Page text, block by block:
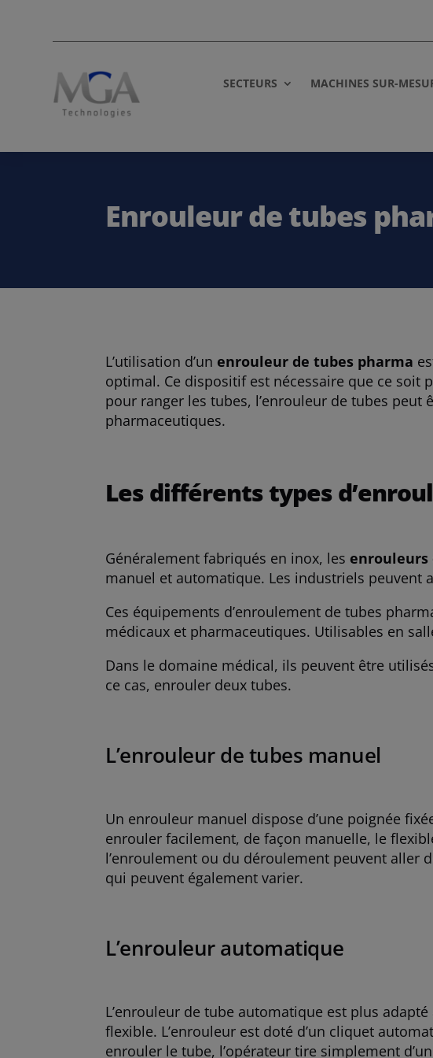
SECTEURS MACHINES SUR-
Enrouleur de tubes
L’utilisation d’un enrouleur de tubes pharma
optimal. Ce dispositif est nécessaire que ce soit
pour ranger les tubes, l’enrouleur de tubes
pharmaceutiques.
Les différents types
Généralement fabriqués en inox, les enrouleurs
manuel et automatique. Les industriels peuvent
Ces équipements d’enroulement de tubes
médicaux et pharmaceutiques. Utilisables en
Dans le domaine médical, ils peuvent être
ce cas, enrouler deux tubes.
L’enrouleur de tubes manuel
Un enrouleur manuel dispose d’une poignée
enrouler facilement, de façon manuelle, le
l’enroulement ou du déroulement peuvent aller
qui peuvent également varier.
L’enrouleur automatique
L’enrouleur de tube automatique est plus
flexible. L’enrouleur est doté d’un cliquet
enrouler le tube, l’opérateur tire simplement